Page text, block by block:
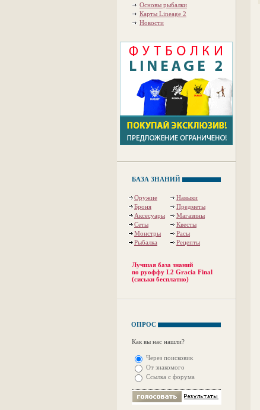
Основы рыбалки
Карты Lineage 2
Новости
БАЗА ЗНАНИЙ
Оружие
Навыки
Броня
Предметы
Аксесуары
Магазины
Сеты
Квесты
Монстры
Расы
Рыбалка
Рецепты
Лучшая база знаний
по руоффу L2 Gracia Final
(сиськи бесплатно)
ОПРОС
Как вы нас нашли?
Через поисковик
От знакомого
Ссылка с форума